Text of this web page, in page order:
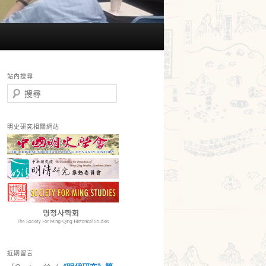
站內搜尋
搜
尋
明史研究相關網站
近期留言